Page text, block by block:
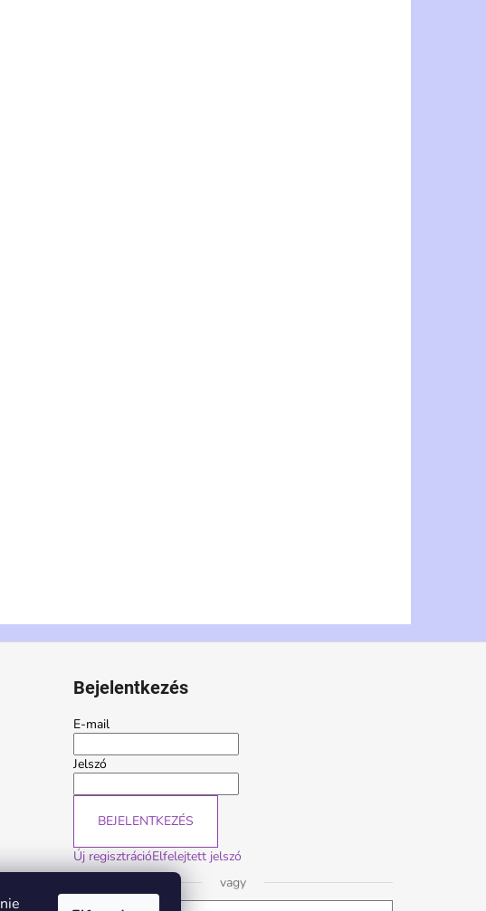
Bejelentkezés
E-mail
Jelszó
BEJELENTKEZÉS
Új regisztrációElfelejtett jelszó
vagy